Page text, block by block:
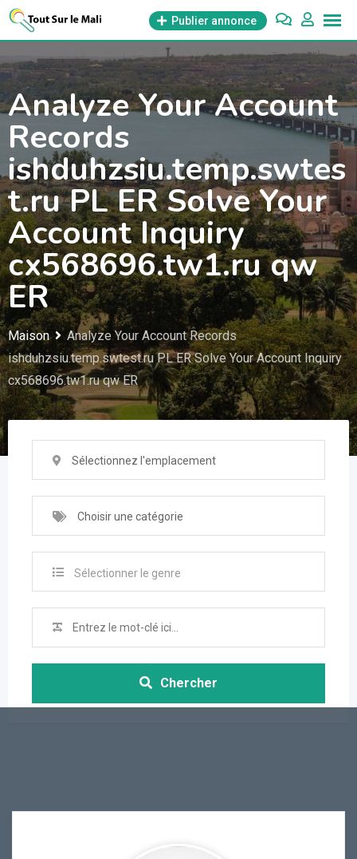
Aller
contenu
Publier annonce
Analyze Your Account
Records
ishduhzsiu.temp.swtes
t.ru PL ER Solve Your
Account Inquiry
cx568696.tw1.ru qw
ER
Maison
Analyze Your Account Records
ishduhzsiu.temp.swtest.ru PL ER Solve Your Account Inquiry
cx568696.tw1.ru qw ER
Sélectionnez l'emplacement
Choisir une catégorie
Sélectionner le genre
Chercher